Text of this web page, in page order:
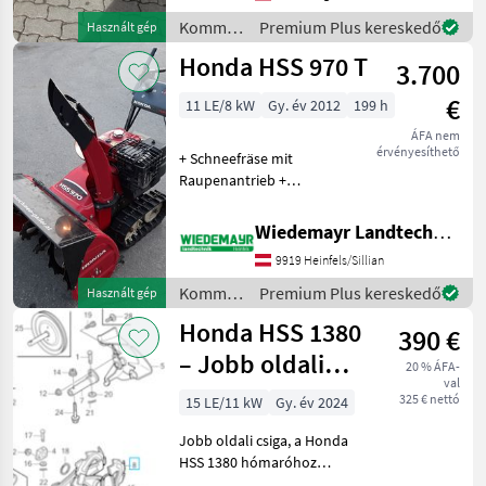
Használt gép
Kaminverstellung
Räumbreite 90cm Guter
Betriebsbereite
Kommunális
gépek /
Honda
Premium Plus kereskedő
Használt gép
Honda HSS 970 T
3.700
€
ÁFA nem
érvényesíthető
11 LE/8 kW Gy. év 2012 199 h
+ Schneefräse mit
Raupenantrieb +
Hydrostatantrieb nach
Vorne und hinten + 2-
Stufiges Räumwerk +
Arbeitsbreite 72 cm +
Räumhöhe 59 cm + E-Start
mit
Wiedemayr Landtechnik GmbH
9919 Heinfels/Sillian
Kommunális
gépek /
Honda
Premium Plus kereskedő
Honda HSS 1380
– Jobb oldali
csiga 72410-V45-
A40
390 €
20 % ÁFA-
val
325 € nettó
15 LE/11 kW
Gy. év 2024
Jobb oldali csiga, a Honda
HSS 1380 hómaróhoz